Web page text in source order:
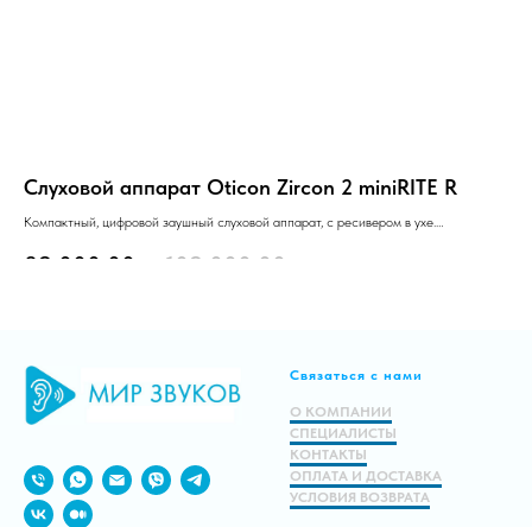
Слуховой аппарат Oticon Zircon 2 miniRITE R
Компактный, цифровой заушный слуховой аппарат, с ресивером в ухе.
89 000.00 109 000.00
В корзину
Связаться с нами
О КОМПАНИИ
СПЕЦИАЛИСТЫ
КОНТАКТЫ
ОПЛАТА И ДОСТАВКА
УСЛОВИЯ ВОЗВРАТА